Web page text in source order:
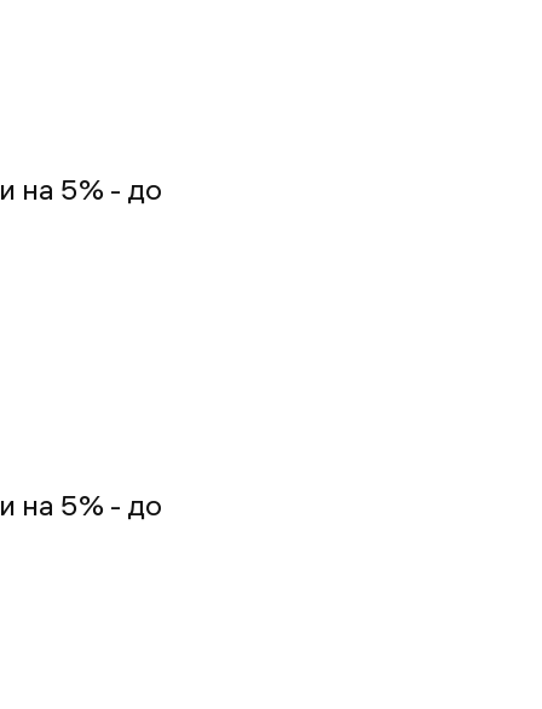
на 5% - до
на 5% - до